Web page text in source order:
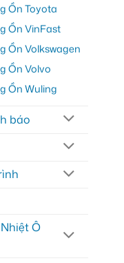
Ồn Toyota
Ồn VinFast
Ồn Volkswagen
Ồn Volvo
Ồn Wuling
báo
Ô